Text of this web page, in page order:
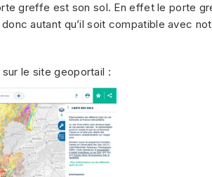
greffe est son sol. En effet le porte
autant qu’il soit compatible avec
le site geoportail :